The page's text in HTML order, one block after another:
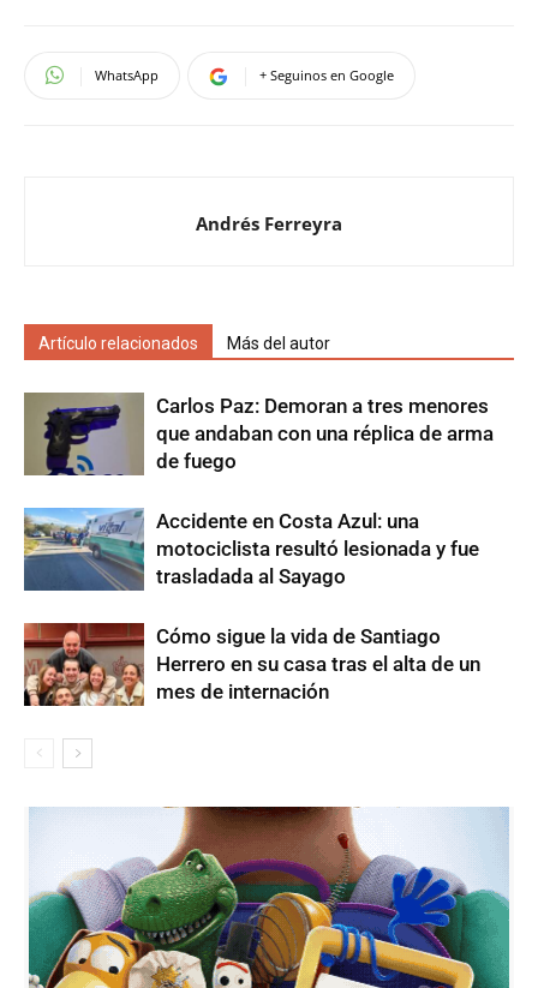
WhatsApp + Seguinos en Google
Andrés Ferreyra
Artículo relacionados Más del autor
Carlos Paz: Demoran a tres menores
que andaban con una réplica de arma
de fuego
Accidente en Costa Azul: una
motociclista resultó lesionada y fue
trasladada al Sayago
Cómo sigue la vida de Santiago
Herrero en su casa tras el alta de un
mes de internación